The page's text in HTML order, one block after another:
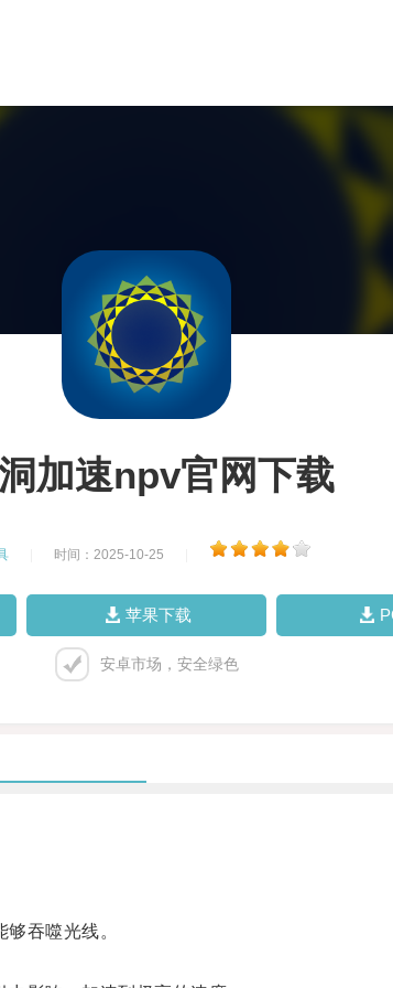
加速npv官网下载
时间：2025-10-25
苹果下载
安卓市场，安全绿色
吞噬光线。